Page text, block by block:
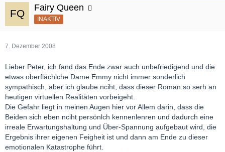
Fairy Queen
INAKTIV
7. Dezember 2008
Lieber Peter, ich fand das Ende zwar auch unbefriedigend und die
etwas oberflächlche Dame Emmy nicht immer sonderlich
sympathisch, aber ich glaube nciht, dass dieser Roman so serh an
heutigen virtuellen Realitäten vorbeigeht.
Die Gefahr liegt in meinen Augen hier vor Allem darin, dass die
Beiden sich eben nciht persönlch kennenlenren und dadurch eine
irreale Erwartungshaltung und Über-Spannung aufgebaut wird, die
Ergebnis ihrer eigenen Feigheit ist und dann am Ende zu dieser
emotionalen Katastrophe führt.